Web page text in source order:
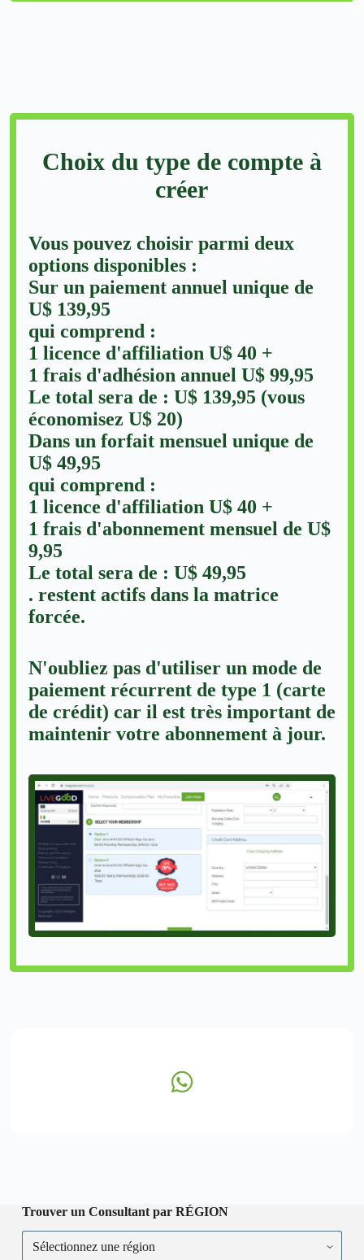
Choix du type de compte à
créer
Vous pouvez choisir parmi deux
options disponibles :
Sur un paiement annuel unique de
U$ 139,95
qui comprend :
1 licence d'affiliation U$ 40 +
1 frais d'adhésion annuel U$ 99,95
Le total sera de : U$ 139,95 (vous
économisez U$ 20)
Dans un forfait mensuel unique de
U$ 49,95
qui comprend :
1 licence d'affiliation U$ 40 +
1 frais d'abonnement mensuel de U$
9,95
Le total sera de : U$ 49,95
. restent actifs dans la matrice
forcée.
N'oubliez pas d'utiliser un mode de
paiement récurrent de type 1 (carte
de crédit) car il est très important de
maintenir votre abonnement à jour.
Trouver un Consultant par RÉGION